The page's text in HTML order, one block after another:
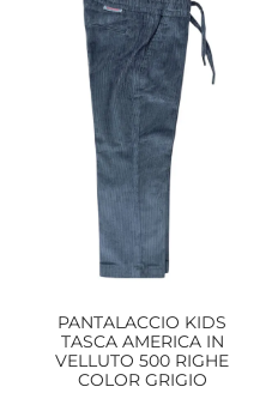
PANTALACCIO KIDS
TASCA AMERICA IN
VELLUTO 500 RIGHE
COLOR GRIGIO